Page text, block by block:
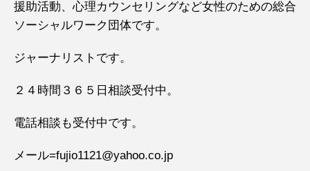
援助活動、心理カウンセリングなど女性のための総合
ソーシャルワーク団体です。
ジャーナリストです。
２４時間３６５日相談受付中。
電話相談も受付中です。
メール=fujio1121@yahoo.co.jp